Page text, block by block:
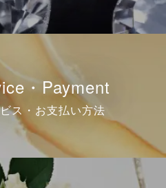
・Payment
ス・お支払い方法